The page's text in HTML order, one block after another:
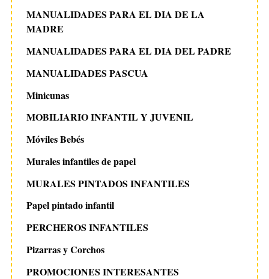
MANUALIDADES PARA EL DIA DE LA
MADRE
MANUALIDADES PARA EL DIA DEL PADRE
MANUALIDADES PASCUA
Minicunas
MOBILIARIO INFANTIL Y JUVENIL
Móviles Bebés
Murales infantiles de papel
MURALES PINTADOS INFANTILES
Papel pintado infantil
PERCHEROS INFANTILES
Pizarras y Corchos
PROMOCIONES INTERESANTES